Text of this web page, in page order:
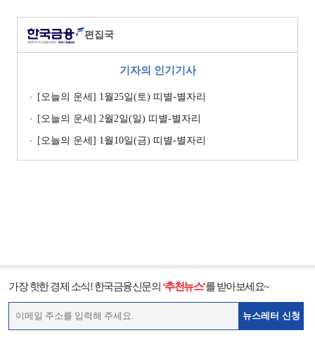
편집국
기자의 인기기사
[오늘의 운세] 1월25일(토) 띠별-별자리
[오늘의 운세] 2월2일(일) 띠별-별자리
[오늘의 운세] 1월10일(금) 띠별-별자리
가장 핫한 경제 소식! 한국금융신문의 ‘추천뉴스’를 받아보세요~
뉴스레터 신청